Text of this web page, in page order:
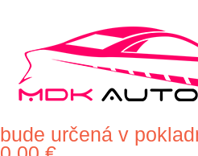
bude určená v